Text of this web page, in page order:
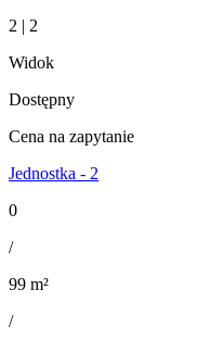
2 | 2
Widok
Dostępny
Cena na zapytanie
Jednostka - 2
0
/
99 m²
/